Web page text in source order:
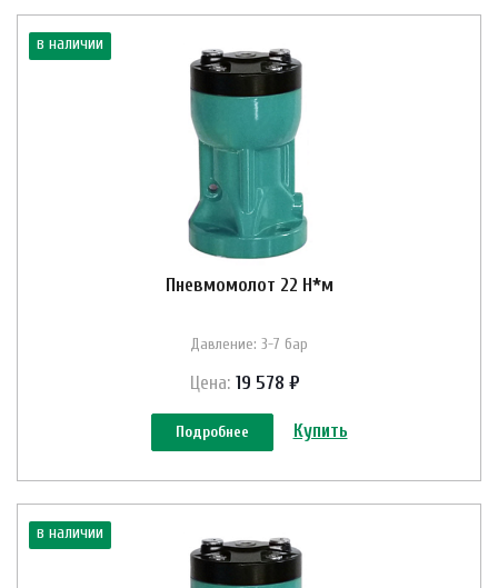
в наличии
Пневмомолот 22 Н*м
Давление: 3-7 бар
Цена: 19 578 ₽
Подробнее Купить
в наличии